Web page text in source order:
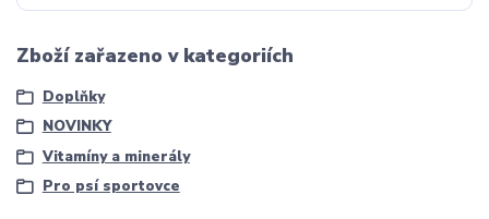
Zboží zařazeno v kategoriích
Doplňky
NOVINKY
Vitamíny a minerály
Pro psí sportovce